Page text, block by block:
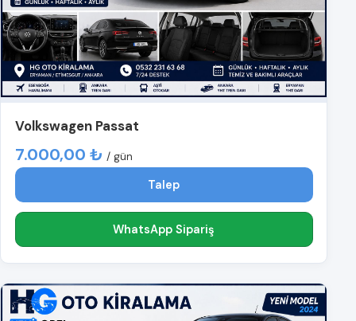
Volkswagen Passat
7.000,00 ₺ / gün
Talep
WhatsApp Sipariş